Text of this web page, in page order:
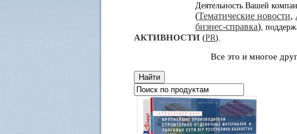
Деятельность Вашей
(Тематические новости,
бизнес-справка),
АКТИВНОСТИ (PR).
Все это и многое